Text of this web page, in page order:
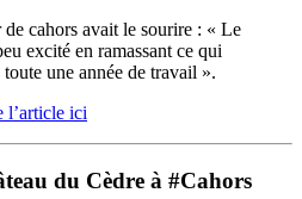
cahors avait le sourire : « Le
excité en ramassant ce qui
une année de travail ».
l’article ici
du Cèdre à #Cahors